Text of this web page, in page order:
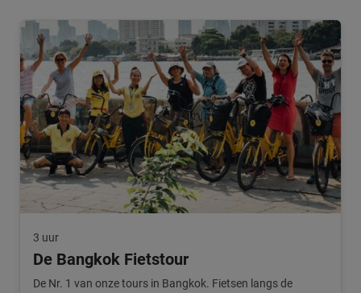
3 uur
De Bangkok Fietstour
De Nr. 1 van onze tours in Bangkok. Fietsen langs de